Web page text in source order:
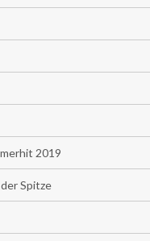
2019
Spitze